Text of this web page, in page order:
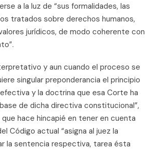
a la luz de “sus formalidades, las
tratados sobre derechos humanos,
jurídicos, de modo coherente con
y aun cuando el proceso se
singular preponderancia el principio
y la doctrina que esa Corte ha
de dicha directiva constitucional”,
hace hincapié en tener en cuenta
Código actual “asigna al juez la
la sentencia respectiva, tarea ésta